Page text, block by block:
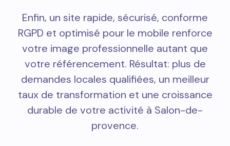
Enfin, un site rapide, sécurisé, conforme
RGPD et optimisé pour le mobile renforce
votre image professionnelle autant que
votre référencement. Résultat: plus de
demandes locales qualifiées, un meilleur
taux de transformation et une croissance
durable de votre activité à Salon-de-
provence.